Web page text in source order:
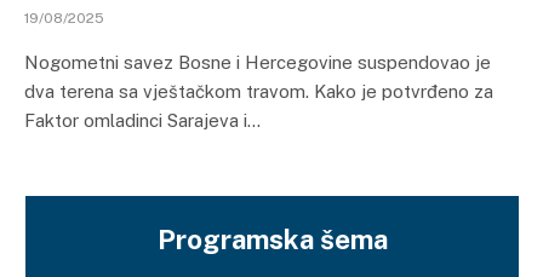
19/08/2025
Nogometni savez Bosne i Hercegovine suspendovao je
dva terena sa vještačkom travom. Kako je potvrđeno za
Faktor omladinci Sarajeva i…
Programska šema